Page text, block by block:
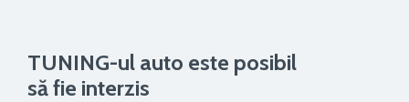
TUNING-ul auto este posibil
să fie interzis